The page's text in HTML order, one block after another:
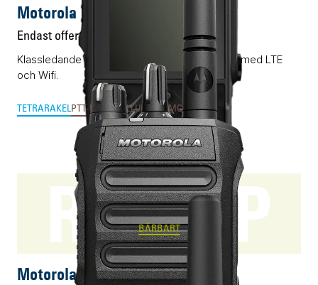
Motorola MXP660
Endast offert
Klassledande RAKEL/TETRA-terminal förädlad med LTE
och Wifi.
TETRA RAKELPTT-OVER-CELLULAR & MCXSWEN
R7 NKP
BÄRBART
Motorola R7 NKP